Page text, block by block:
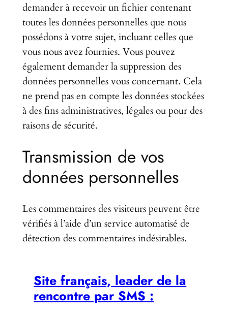
demander à recevoir un fichier contenant
toutes les données personnelles que nous
possédons à votre sujet, incluant celles que
vous nous avez fournies. Vous pouvez
également demander la suppression des
données personnelles vous concernant. Cela
ne prend pas en compte les données stockées
à des fins administratives, légales ou pour des
raisons de sécurité.
Transmission de vos
données personnelles
Les commentaires des visiteurs peuvent être
vérifiés à l’aide d’un service automatisé de
détection des commentaires indésirables.
Site français, leader de la
rencontre par SMS :